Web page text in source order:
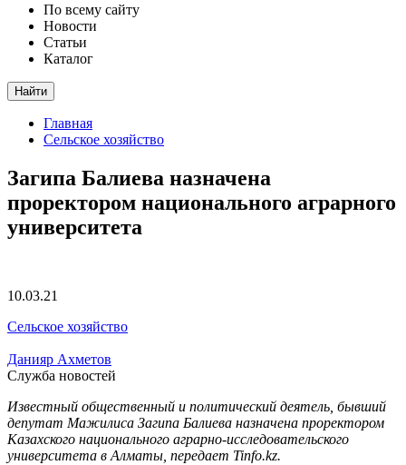
По всему сайту
Новости
Статьи
Каталог
Найти
Главная
Сельское хозяйство
Загипа Балиева назначена
проректором национального аграрного
университета
10.03.21
Сельское хозяйство
Данияр Ахметов
Служба новостей
Известный общественный и политический деятель, бывший
депутат Мажилиса Загипа Балиева назначена проректором
Казахского национального аграрно-исследовательского
университета в Алматы, передает Tinfo.kz.